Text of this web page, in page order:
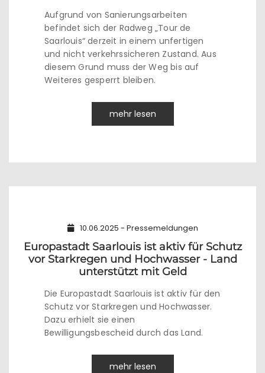
Aufgrund von Sanierungsarbeiten
befindet sich der Radweg „Tour de
Saarlouis“ derzeit in einem unfertigen
und nicht verkehrssicheren Zustand. Aus
diesem Grund muss der Weg bis auf
Weiteres gesperrt bleiben.
mehr lesen
10.06.2025 - Pressemeldungen
Europastadt Saarlouis ist aktiv für Schutz
vor Starkregen und Hochwasser - Land
unterstützt mit Geld
Die Europastadt Saarlouis ist aktiv für den
Schutz vor Starkregen und Hochwasser.
Dazu erhielt sie einen
Bewilligungsbescheid durch das Land.
mehr lesen